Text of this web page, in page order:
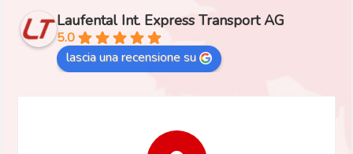
Laufental Int. Express Transport AG
5.0
lascia una recensione su